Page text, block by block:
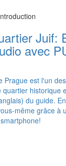
Juif:
avec
Prague est l'un
quartier historique
du guide.
même grâce à